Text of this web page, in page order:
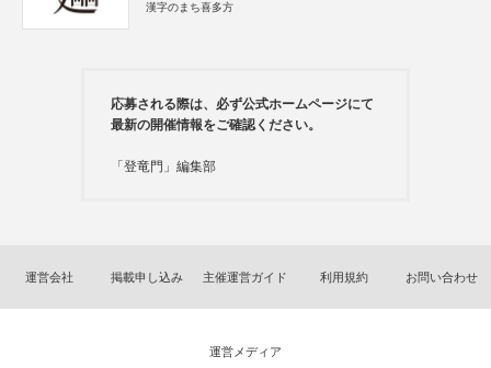
漢字のまち喜多方
応募される際は、必ず公式ホームページにて
最新の開催情報をご確認ください。
「登竜門」編集部
運営会社 掲載申し込み 主催運営ガイド 利用規約 お問い合わせ
運営メディア